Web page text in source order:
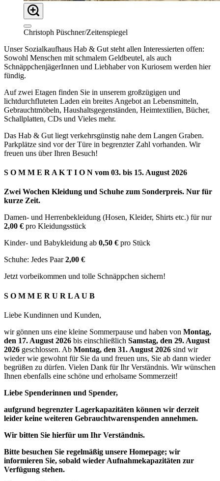
Christoph Püschner/Zeitenspiegel
Unser Sozialkaufhaus Hab & Gut steht allen Interessierten offen:
Sowohl Menschen mit schmalem Geldbeutel, als auch
SchnäppchenjägerInnen und Liebhaber von Kuriosem werden hier
fündig.
Auf zwei Etagen finden Sie in unserem großzügigen und
lichtdurchfluteten Laden ein breites Angebot an Lebensmitteln,
Gebrauchtmöbeln, Haushaltsgegenständen, Heimtextilien, Bücher,
Schallplatten, CDs und Vieles mehr.
Das Hab & Gut liegt verkehrsgünstig nahe dem Langen Graben.
Parkplätze sind vor der Türe in begrenzter Zahl vorhanden. Wir
freuen uns über Ihren Besuch!
S O M M E R A K T I O N vom 03. bis 15. August 2026
Zwei Wochen Kleidung und Schuhe zum Sonderpreis. Nur für
kurze Zeit.
Damen- und Herrenbekleidung (Hosen, Kleider, Shirts etc.) für nur
2,00 € pro Kleidungsstück
Kinder- und Babykleidung ab 0,50 € pro Stück
Schuhe: Jedes Paar2,00 €
Jetzt vorbeikommen und tolle Schnäppchen sichern!
S O M M E R U R L A U B
Liebe Kundinnen und Kunden,
wir gönnen uns eine kleine Sommerpause und haben von Montag,
den 17. August 2026 bis einschließlich Samstag, den 29. August
2026 geschlossen. Ab Montag, den 31. August 2026 sind wir
wieder wie gewohnt für Sie da und freuen uns, Sie ab dann wieder
begrüßen zu dürfen. Vielen Dank für Ihr Verständnis. Wir wünschen
Ihnen ebenfalls eine schöne und erholsame Sommerzeit!
Liebe Spenderinnen und Spender,
aufgrund begrenzter Lagerkapazitäten können wir derzeit
leider keine weiteren Gebrauchtwarenspenden annehmen.
Wir bitten Sie hierfür um Ihr Verständnis.
Bitte besuchen Sie regelmäßig unsere Homepage; wir
informieren Sie, sobald wieder Aufnahmekapazitäten zur
Verfügung stehen.